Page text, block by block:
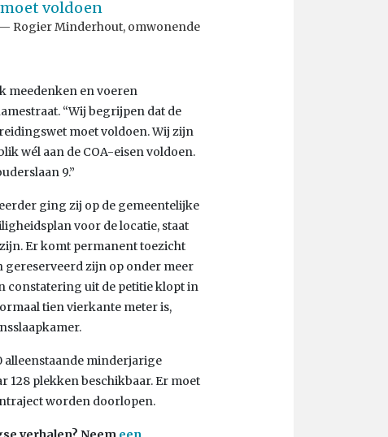
voldoen
Rogier Minderhout, omwonende
meedenken en voeren
“Wij begrijpen dat de
moet voldoen. Wij zijn
wél aan de COA-eisen voldoen.
9.”
ging zij op de gemeentelijke
voor de locatie, staat
Er komt permanent toezicht
gereserveerd zijn op onder meer
constatering uit de petitie klopt in
tien vierkante meter is,
alleenstaande minderjarige
128 plekken beschikbaar. Er moet
worden doorlopen.